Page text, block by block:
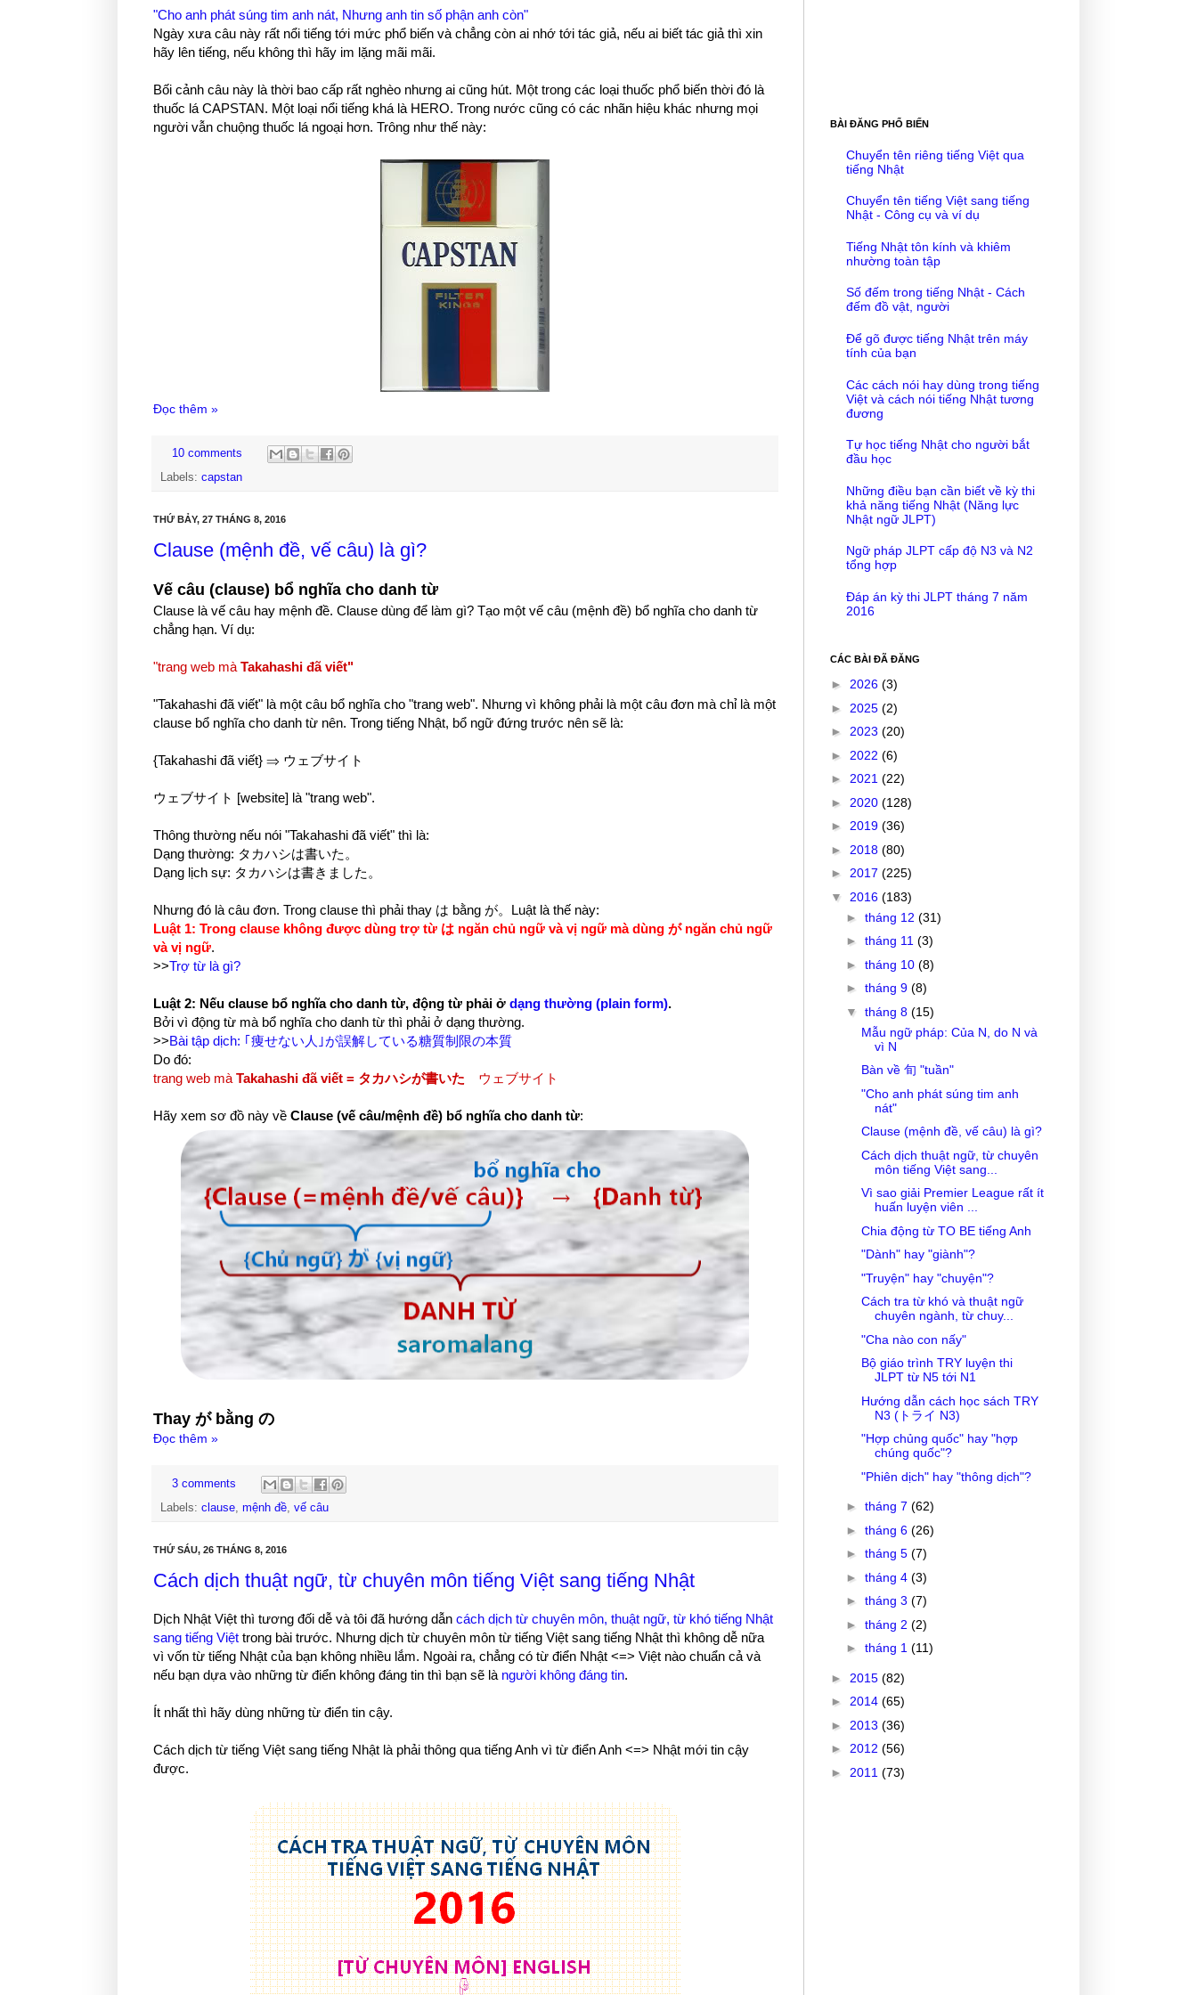
"Cho anh phát súng tim anh nát, Nhưng anh tin số phận anh còn"
Ngày xưa câu này rất nổi tiếng tới mức phổ biến và chẳng còn ai nhớ tới tác giả, nếu ai biết tác giả thì xin
hãy lên tiếng, nếu không thì hãy im lặng mãi mãi.
Bối cảnh câu này là thời bao cấp rất nghèo nhưng ai cũng hút. Một trong các loại thuốc phổ biến thời đó là
thuốc lá CAPSTAN. Một loại nổi tiếng khá là HERO. Trong nước cũng có các nhãn hiệu khác nhưng mọi
người vẫn chuộng thuốc lá ngoại hơn. Trông như thế này:
Đọc thêm »
10 comments
Labels: capstan
THỨ BẢY, 27 THÁNG 8, 2016
Clause (mệnh đề, vế câu) là gì?
Vế câu (clause) bổ nghĩa cho danh từ
Clause là vế câu hay mệnh đề. Clause dùng để làm gì? Tạo một vế câu (mệnh đề) bổ nghĩa cho danh từ
chẳng hạn. Ví dụ:
"trang web mà Takahashi đã viết"
"Takahashi đã viết" là một câu bổ nghĩa cho "trang web". Nhưng vì không phải là một câu đơn mà chỉ là một
clause bổ nghĩa cho danh từ nên. Trong tiếng Nhật, bổ ngữ đứng trước nên sẽ là:
{Takahashi đã viết} ⇒ ウェブサイト
ウェブサイト [website] là "trang web".
Thông thường nếu nói "Takahashi đã viết" thì là:
Dạng thường: タカハシは書いた。
Dạng lịch sự: タカハシは書きました。
Nhưng đó là câu đơn. Trong clause thì phải thay は bằng が。Luật là thế này:
Luật 1: Trong clause không được dùng trợ từ は ngăn chủ ngữ và vị ngữ mà dùng が ngăn chủ ngữ
và vị ngữ.
>>Trợ từ là gì?
Luật 2: Nếu clause bổ nghĩa cho danh từ, động từ phải ở dạng thường (plain form).
Bởi vì động từ mà bổ nghĩa cho danh từ thì phải ở dạng thường.
>>Bài tập dịch: ｢痩せない人｣が誤解している糖質制限の本質
Do đó:
trang web mà Takahashi đã viết = タカハシが書いた ウェブサイト
Hãy xem sơ đồ này về Clause (vế câu/mệnh đề) bổ nghĩa cho danh từ:
Thay が bằng の
Đọc thêm »
3 comments
Labels: clause mệnh đề vế câu
THỨ SÁU, 26 THÁNG 8, 2016
Cách dịch thuật ngữ, từ chuyên môn tiếng Việt sang tiếng Nhật
Dịch Nhật Việt thì tương đối dễ và tôi đã hướng dẫn cách dịch từ chuyên môn, thuật ngữ, từ khó tiếng Nhật
sang tiếng Việt trong bài trước. Nhưng dịch từ chuyên môn từ tiếng Việt sang tiếng Nhật thì không dễ nữa
vì vốn từ tiếng Nhật của bạn không nhiều lắm. Ngoài ra, chẳng có từ điển Nhật <=> Việt nào chuẩn cả và
nếu bạn dựa vào những từ điển không đáng tin thì bạn sẽ là người không đáng tin.
Ít nhất thì hãy dùng những từ điển tin cậy.
Cách dịch từ tiếng Việt sang tiếng Nhật là phải thông qua tiếng Anh vì từ điển Anh <=> Nhật mới tin cậy
được.
BÀI ĐĂNG PHỔ BIẾN
Chuyển tên riêng tiếng Việt qua
tiếng Nhật
Chuyển tên tiếng Việt sang tiếng
Nhật - Công cụ và ví dụ
Tiếng Nhật tôn kính và khiêm
nhường toàn tập
Số đếm trong tiếng Nhật - Cách
đếm đồ vật, người
Để gõ được tiếng Nhật trên máy
tính của bạn
Các cách nói hay dùng trong tiếng
Việt và cách nói tiếng Nhật tương
đương
Tự học tiếng Nhật cho người bắt
đầu học
Những điều bạn cần biết về kỳ thi
khả năng tiếng Nhật (Năng lực
Nhật ngữ JLPT)
Ngữ pháp JLPT cấp độ N3 và N2
tổng hợp
Đáp án kỳ thi JLPT tháng 7 năm
2016
CÁC BÀI ĐÃ ĐĂNG
► 2026 (3)
► 2025 (2)
► 2023 (20)
► 2022 (6)
► 2021 (22)
► 2020 (128)
► 2019 (36)
► 2018 (80)
► 2017 (225)
▼ 2016 (183)
► tháng 12 (31)
► tháng 11 (3)
► tháng 10 (8)
► tháng 9 (8)
▼ tháng 8 (15)
Mẫu ngữ pháp: Của N, do N và
vì N
Bàn về 旬 "tuần"
"Cho anh phát súng tim anh
nát"
Clause (mệnh đề, vế câu) là gì?
Cách dịch thuật ngữ, từ chuyên
môn tiếng Việt sang...
Vì sao giải Premier League rất ít
huấn luyện viên ...
Chia động từ TO BE tiếng Anh
"Dành" hay "giành"?
"Truyện" hay "chuyện"?
Cách tra từ khó và thuật ngữ
chuyên ngành, từ chuy...
"Cha nào con nấy"
Bộ giáo trình TRY luyện thi
JLPT từ N5 tới N1
Hướng dẫn cách học sách TRY
N3 (トライ N3)
"Hợp chủng quốc" hay "hợp
chúng quốc"?
"Phiên dịch" hay "thông dịch"?
► tháng 7 (62)
► tháng 6 (26)
► tháng 5 (7)
► tháng 4 (3)
► tháng 3 (7)
► tháng 2 (2)
► tháng 1 (11)
► 2015 (82)
► 2014 (65)
► 2013 (36)
► 2012 (56)
► 2011 (73)